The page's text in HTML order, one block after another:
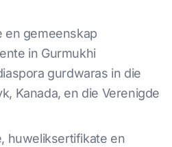
en gemeenskap
in Gurmukhi
gurdwaras in die
Kanada, en die Verenigde
huweliksertifikate en